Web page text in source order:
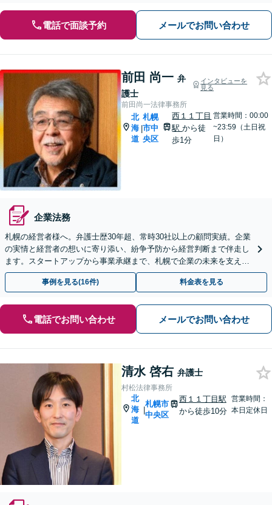
電話で面談予約 メールでお問い合わせ
前田 尚一 弁
護士
インタビューを
見る
前田尚一法律事務所
北
海
道
|
札幌
市中
央区
西１１丁目
駅から徒
歩1分
営業時間：00:00
~23:59（土日祝
日）
企業法務
札幌の経営者様へ。弁護士歴30年超、常時30社以上の顧問実績。企業
の実情と経営者の想いに寄り添い、紛争予防から経営判断まで伴走し
ます。スタートアップから事業承継まで、札幌で企業の未来を支えま
す。
事例を見る(16件) 料金表を見る
電話でお問い合わせ メールでお問い合わせ
清水 啓右 弁護士
村松法律事務所
北
海
道
|
札幌市
中央区
西１１丁目駅
から徒歩10分
営業時間：
本日定休日